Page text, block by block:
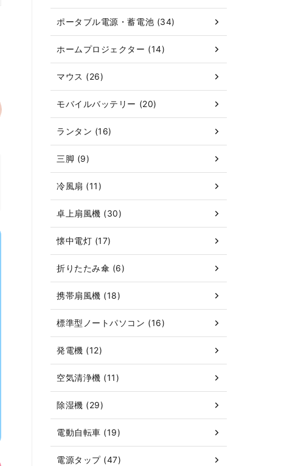
ポータブル電源・蓄電池 (34)
ホームプロジェクター (14)
マウス (26)
モバイルバッテリー (20)
ランタン (16)
三脚 (9)
冷風扇 (11)
卓上扇風機 (30)
懐中電灯 (17)
折りたたみ傘 (6)
携帯扇風機 (18)
標準型ノートパソコン (16)
発電機 (12)
空気清浄機 (11)
除湿機 (29)
電動自転車 (19)
電源タップ (47)